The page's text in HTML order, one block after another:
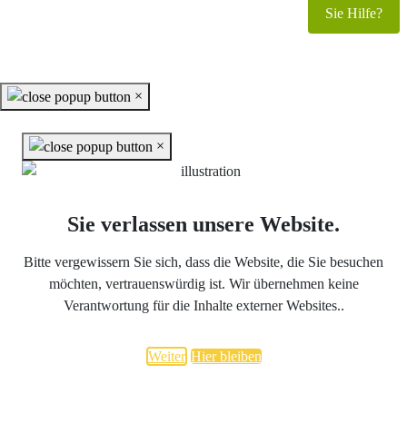
Sie Hilfe?
×
×
Sie verlassen unsere Website.
Bitte vergewissern Sie sich, dass die Website, die Sie besuchen
möchten, vertrauenswürdig ist. Wir übernehmen keine
Verantwortung für die Inhalte externer Websites..
Weiter Hier bleiben